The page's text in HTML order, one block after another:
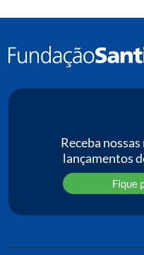
Receba
lançamentos
Fique